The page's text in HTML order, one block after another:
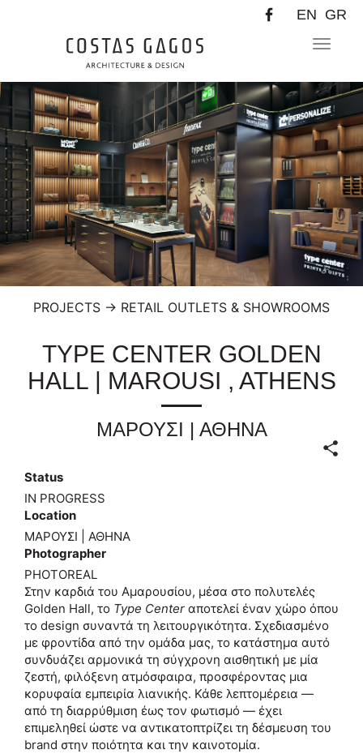
Toggle
EN GR
PROJECTS → RETAIL OUTLETS & SHOWROOMS
TYPE CENTER GOLDEN
HALL | MAROUSI , ATHENS
ΜΑΡΟΥΣΙ | ΑΘΗΝΑ
Status
IN PROGRESS
Location
ΜΑΡΟΥΣΙ | ΑΘΗΝΑ
Photographer
PHOTOREAL
Στην καρδιά του Αμαρουσίου, μέσα στο πολυτελές
Golden Hall, το Type Center αποτελεί έναν χώρο όπου
το design συναντά τη λειτουργικότητα. Σχεδιασμένο
με φροντίδα από την ομάδα μας, το κατάστημα αυτό
συνδυάζει αρμονικά τη σύγχρονη αισθητική με μία
ζεστή, φιλόξενη ατμόσφαιρα, προσφέροντας μια
κορυφαία εμπειρία λιανικής. Κάθε λεπτομέρεια —
από τη διαρρύθμιση έως τον φωτισμό — έχει
επιμεληθεί ώστε να αντικατοπτρίζει τη δέσμευση του
brand στην ποιότητα και την καινοτομία.